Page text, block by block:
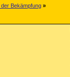
Bekämpfung »